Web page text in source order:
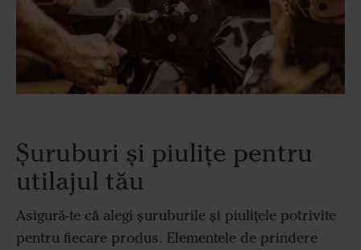
Șuruburi și piulițe pentru
utilajul tău
Asigură-te că alegi șuruburile și piulițele potrivite
pentru fiecare produs. Elementele de prindere